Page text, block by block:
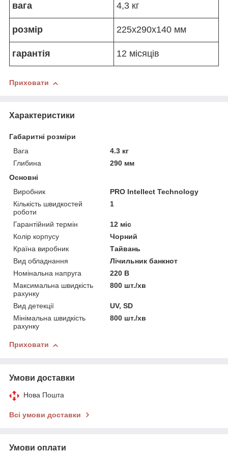
вага 4,3 кг
розмір 225x290x140 мм
гарантія 12 місяців
Приховати
Характеристики
Габаритні розміри
Вага
4.3 кг
Глибина
290 мм
Основні
Виробник
PRO Intellect Technology
Кількість швидкостей
роботи
1
Гарантійний термін
12 міс
Колір корпусу
Чорний
Країна виробник
Тайвань
Вид обладнання
Лічильник банкнот
Номінальна напруга
220 В
Максимальна швидкість
рахунку
800 шт./хв
Вид детекції
UV, SD
Мінімальна швидкість
рахунку
800 шт./хв
Приховати
Умови доставки
Нова Пошта
Всі умови доставки
Умови оплати